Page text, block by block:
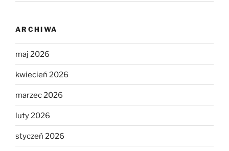
ARCHIWA
maj 2026
kwiecień 2026
marzec 2026
luty 2026
styczeń 2026